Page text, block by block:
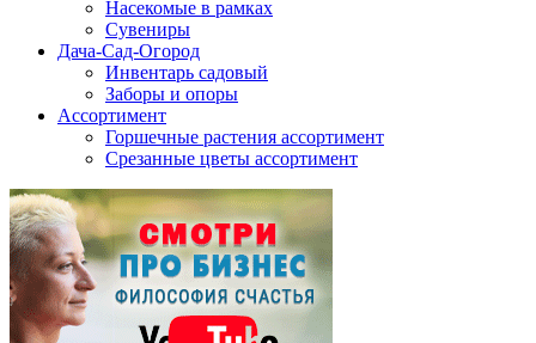
Насекомые в рамках
Сувениры
Дача-Сад-Огород
Инвентарь садовый
Заборы и опоры
Ассортимент
Горшечные растения ассортимент
Срезанные цветы ассортимент